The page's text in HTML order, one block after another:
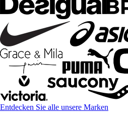
Entdecken Sie alle unsere Marken